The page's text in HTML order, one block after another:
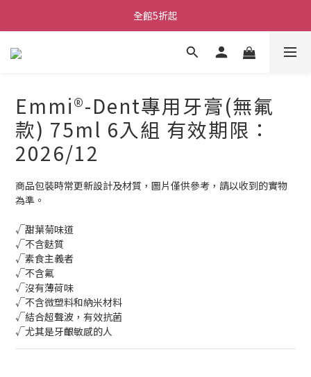
全館5折起
Emmi®-Dent專用牙膏(無氟
款) 75ml 6入組 有效期限：
2026/12
商品包裝時常更新設計及材質，圖片僅供參考，請以收到的實物
為準。
√甜葉菊味道
√不含麩質
√素食主義者
√不含氟
√沒有薄荷味
√不含微塑料和納米材料
√結合超聲波，有效抗菌
√尤其是牙齦敏感的人